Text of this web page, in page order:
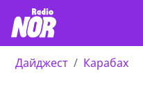
Дайджест Карабах